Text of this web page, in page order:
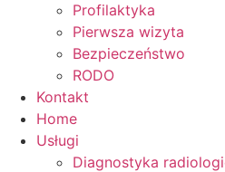
Profilaktyka
Pierwsza wizyta
Bezpieczeństwo
RODO
Kontakt
Home
Usługi
Diagnostyka